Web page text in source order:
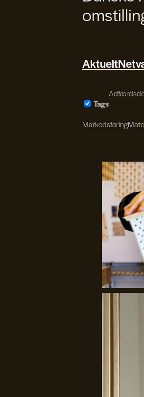
Aktuelt
Tags
Markedsføring
Søren Svendsen